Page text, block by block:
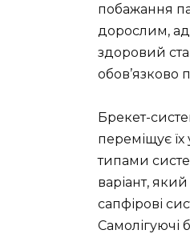
побажання
дорослим,
здоровий
обов’язково
Брекет-
переміщує
типами
варіант,
сапфірові
Самолігуючі